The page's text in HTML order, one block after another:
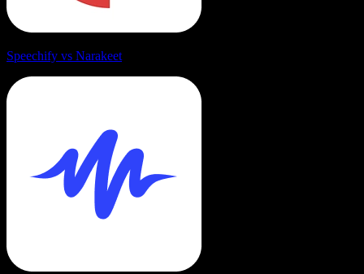
Speechify vs Narakeet